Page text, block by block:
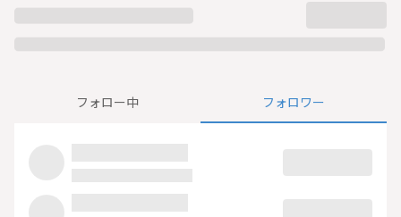
フォロー中 フォロワー